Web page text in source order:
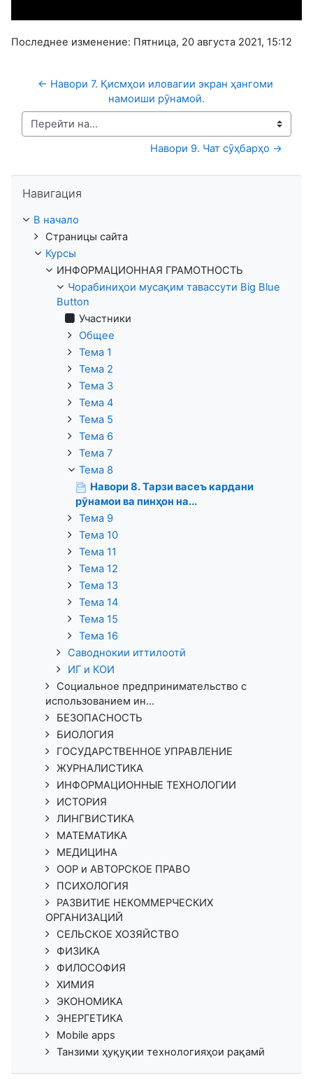
Последнее изменение: Пятница, 20 августа 2021, 15:12
← Навори 7. Қисмҳои иловагии экран ҳангоми
намоиши рӯнамоӣ.
Перейти на...
Навори 9. Чат сӯҳбарҳо →
Навигация
В начало
Страницы сайта
Курсы
ИНФОРМАЦИОННАЯ ГРАМОТНОСТЬ
Чорабиниҳои мусақим тавассути Big Blue
Button
Участники
Общее
Тема 1
Тема 2
Тема 3
Тема 4
Тема 5
Тема 6
Тема 7
Тема 8
Навори 8. Тарзи васеъ кардани
рӯнамои ва пинҳон на...
Тема 9
Тема 10
Тема 11
Тема 12
Тема 13
Тема 14
Тема 15
Тема 16
Саводнокии иттилоотӣ
ИГ и КОИ
Социальное предпринимательство с
использованием ин...
БЕЗОПАСНОСТЬ
БИОЛОГИЯ
ГОСУДАРСТВЕННОЕ УПРАВЛЕНИЕ
ЖУРНАЛИСТИКА
ИНФОРМАЦИОННЫЕ ТЕХНОЛОГИИ
ИСТОРИЯ
ЛИНГВИСТИКА
МАТЕМАТИКА
МЕДИЦИНА
ООР и АВТОРСКОЕ ПРАВО
ПСИХОЛОГИЯ
РАЗВИТИЕ НЕКОММЕРЧЕСКИХ
ОРГАНИЗАЦИЙ
СЕЛЬСКОЕ ХОЗЯЙСТВО
ФИЗИКА
ФИЛОСОФИЯ
ХИМИЯ
ЭКОНОМИКА
ЭНЕРГЕТИКА
Mobile apps
Танзими ҳуқуқии технологияҳои рақамӣ